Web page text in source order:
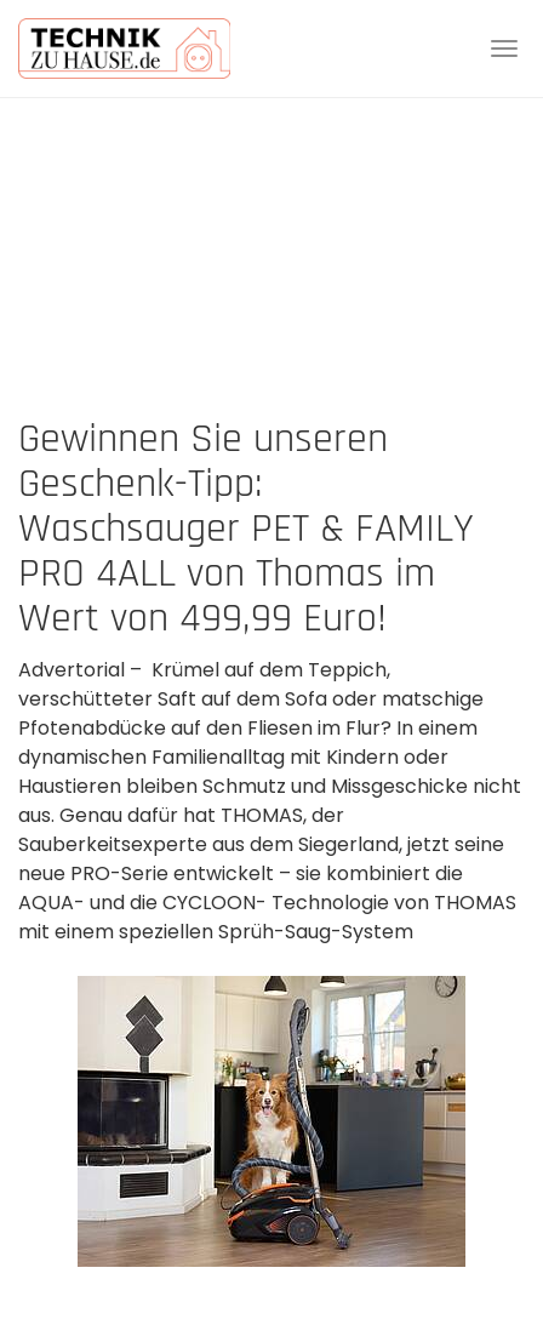
Gewinnen Sie unseren
Geschenk-Tipp:
Waschsauger PET & FAMILY
PRO 4ALL von Thomas im
Wert von 499,99 Euro!
Advertorial – Krümel auf dem Teppich,
verschütteter Saft auf dem Sofa oder matschige
Pfotenabdücke auf den Fliesen im Flur? In einem
dynamischen Familienalltag mit Kindern oder
Haustieren bleiben Schmutz und Missgeschicke nicht
aus. Genau dafür hat THOMAS, der
Sauberkeitsexperte aus dem Siegerland, jetzt seine
neue PRO-Serie entwickelt – sie kombiniert die
AQUA- und die CYCLOON- Technologie von THOMAS
mit einem speziellen Sprüh-Saug-System